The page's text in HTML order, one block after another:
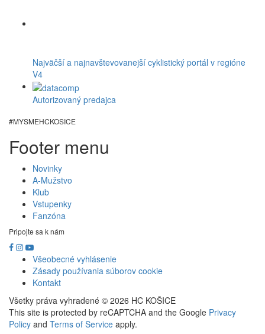
Najväčší a najnavštevovanejší cyklistický portál v regióne
V4
Autorizovaný predajca
#MYSMEHCKOSICE
Footer menu
Novinky
A-Mužstvo
Klub
Vstupenky
Fanzóna
Pripojte sa k nám
Všeobecné vyhlásenie
Zásady používania súborov cookie
Kontakt
Všetky práva vyhradené © 2026 HC KOŠICE
This site is protected by reCAPTCHA and the Google Privacy
Policy and Terms of Service apply.